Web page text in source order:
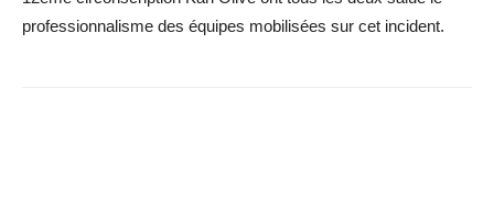
professionnalisme des équipes mobilisées sur cet incident.